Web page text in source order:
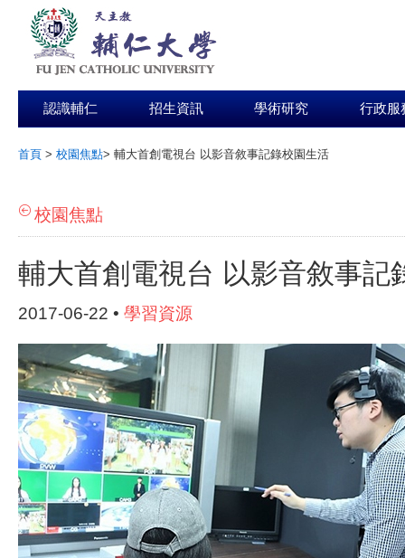
認識輔仁 招生資訊 學術研究 行政服
首頁 > 校園焦點> 輔大首創電視台 以影音敘事記錄校園生活
校園焦點
輔大首創電視台 以影音敘事記
2017-06-22 • 學習資源